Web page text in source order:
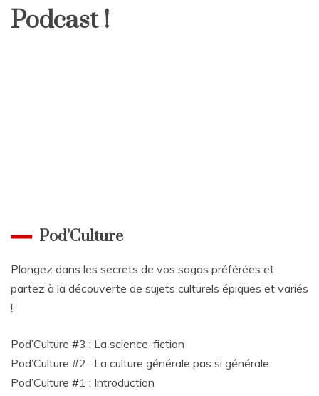
Podcast !
Pod’Culture
Plongez dans les secrets de vos sagas préférées et
partez à la découverte de sujets culturels épiques et variés
!
Pod’Culture #3 : La science-fiction
Pod’Culture #2 : La culture générale pas si générale
Pod’Culture #1 : Introduction